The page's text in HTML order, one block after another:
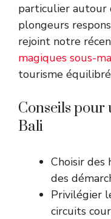
particulier autour
plongeurs
rejoint notre
magiques sous-
tourisme
Conseils
Bali
Choisir des
des
Privilégier
circuits